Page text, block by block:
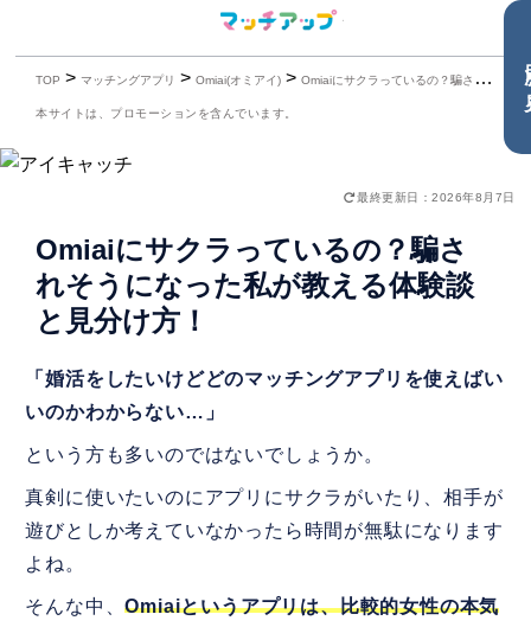
TOP >マッチングアプリ >Omiai(オミアイ) >Omiaiにサクラっているの？騙されそうになった私が教える体験談と見分け方！
本サイトは、プロモーションを含んでいます。
最終更新日：2026年8月7日
Omiaiにサクラっているの？騙さ
れそうになった私が教える体験談
と見分け方！
目
「婚活をしたいけどどのマッチングアプリを使えばい
いのかわからない…」
という方も多いのではないでしょうか。
真剣に使いたいのにアプリにサクラがいたり、相手が
遊びとしか考えていなかったら時間が無駄になります
よね。
そんな中、Omiaiというアプリは、比較的女性の本気